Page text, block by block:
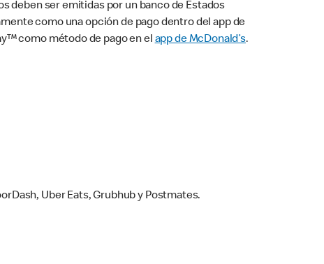
deben ser emitidas por un banco de Estados
como una opción de pago dentro del app de
como método de pago en elapp de McDonald’s.
Uber Eats, Grubhub y Postmates.